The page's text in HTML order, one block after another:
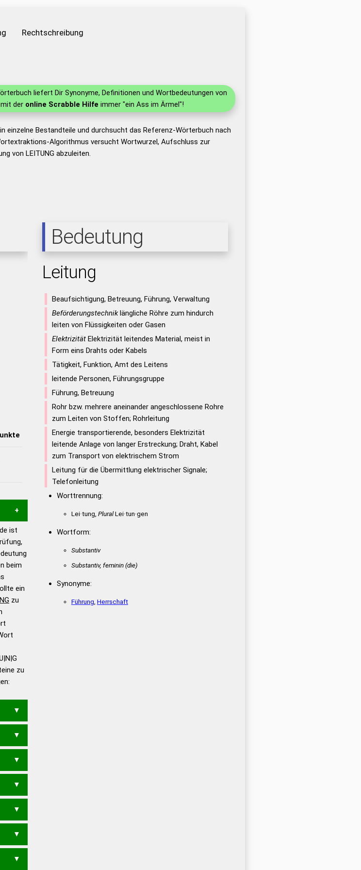
Rechtschreibung
liefert Dir Synonyme, Definitionen und Wortbedeutungen von
der online Scrabble Hilfe immer "ein Ass im Ärmel"!
einzelne Bestandteile und durchsucht das Referenz-Wörterbuch nach
Algorithmus versucht Wortwurzel, Aufschluss zur
von LEITUNG abzuleiten.
die
ist
beim
ein
zu
zu
LIGEN
GIEN
Bedeutung
Leitung
Beaufsichtigung, Betreuung, Führung, Verwaltung
Beförderungstechniklängliche Röhre zum hindurch
leiten von Flüssigkeiten oder Gasen
ElektrizitätElektrizität leitendes Material, meist in
Form eins Drahts oder Kabels
Tätigkeit, Funktion, Amt des Leitens
leitende Personen, Führungsgruppe
Führung, Betreuung
Rohr bzw. mehrere aneinander angeschlossene Rohre
zum Leiten von Stoffen; Rohrleitung
Energie transportierende, besonders Elektrizität
leitende Anlage von langer Erstreckung; Draht, Kabel
zum Transport von elektrischem Strom
Leitung für die Übermittlung elektrischer Signale;
Telefonleitung
Worttrennung:
Lei·tung, PluralLei·tun·gen
Wortform:
Substantiv
Substantiv, feminin(die)
Synonyme:
Führung Herrschaft